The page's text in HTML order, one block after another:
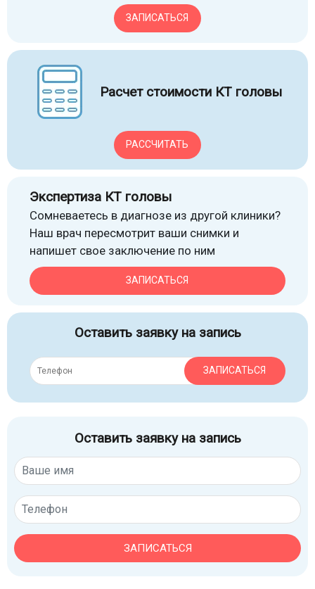
ЗАПИСАТЬСЯ
Расчет стоимости КТ головы
РАССЧИТАТЬ
Экспертиза КТ головы
Сомневаетесь в диагнозе из другой клиники?
Наш врач пересмотрит ваши снимки и
напишет свое заключение по ним
ЗАПИСАТЬСЯ
Оставить заявку на запись
ЗАПИСАТЬСЯ
Оставить заявку на запись
ЗАПИСАТЬСЯ